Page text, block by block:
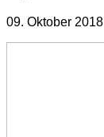
09. Oktober 2018